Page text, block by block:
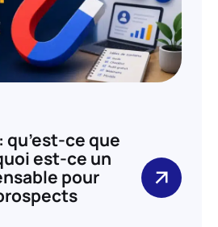
qu’est-ce que
est-ce un
pour